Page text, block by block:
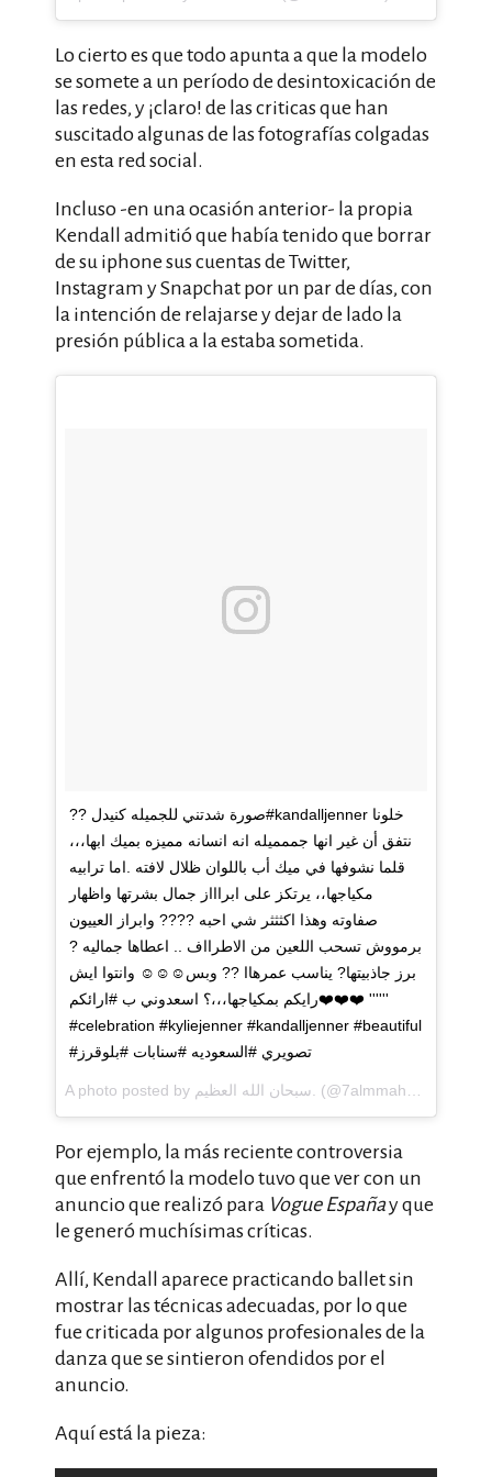
Lo cierto es que todo apunta a que la modelo
se somete a un período de desintoxicación de
las redes, y ¡claro! de las criticas que han
suscitado algunas de las fotografías colgadas
en esta red social.
Incluso -en una ocasión anterior- la propia
Kendall admitió que había tenido que borrar
de su iphone sus cuentas de Twitter,
Instagram y Snapchat por un par de días, con
la intención de relajarse y dejar de lado la
presión pública a la estaba sometida.
?? صورة شدتني للجميله كنيدل#kandalljenner خلونا
نتفق أن غير انها جممميله انه انسانه مميزه بميك ابها،،،
قلما نشوفها في ميك أب باللوان ظلال لافته .اما ترابيه
مكياجها،، يرتكز على ابراااز جمال بشرتها واظهار
صفاوته وهذا اكثثثر شي احبه ???? وابراز العييون
برمووش تسحب اللعين من الاطرااف .. اعطاها جماليه ?
برز جاذبيتها? يناسب عمرهاا ?? وبس☺️☺️☺️ وانتوا ايش
رايكم بمكياجها،،،؟ اسعدوني ب #ارائكم❤️❤️❤️ ''''''
#celebration #kyliejenner #kandalljenner #beautiful
#تصويري #السعوديه #سنابات #بلوقرز
Por ejemplo, la más reciente controversia
que enfrentó la modelo tuvo que ver con un
anuncio que realizó para Vogue Españay que
le generó muchísimas críticas.
Allí, Kendall aparece practicando ballet sin
mostrar las técnicas adecuadas, por lo que
fue criticada por algunos profesionales de la
danza que se sintieron ofendidos por el
anuncio.
Aquí está la pieza: